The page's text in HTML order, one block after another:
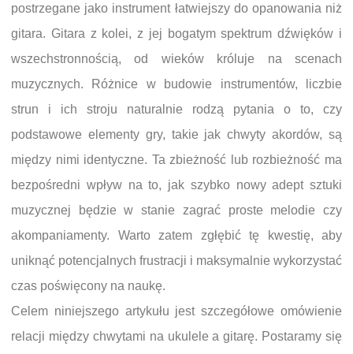
postrzegane jako instrument łatwiejszy do opanowania niż
gitara. Gitara z kolei, z jej bogatym spektrum dźwięków i
wszechstronnością, od wieków króluje na scenach
muzycznych. Różnice w budowie instrumentów, liczbie
strun i ich stroju naturalnie rodzą pytania o to, czy
podstawowe elementy gry, takie jak chwyty akordów, są
między nimi identyczne. Ta zbieżność lub rozbieżność ma
bezpośredni wpływ na to, jak szybko nowy adept sztuki
muzycznej będzie w stanie zagrać proste melodie czy
akompaniamenty. Warto zatem zgłębić tę kwestię, aby
uniknąć potencjalnych frustracji i maksymalnie wykorzystać
czas poświęcony na naukę.
Celem niniejszego artykułu jest szczegółowe omówienie
relacji między chwytami na ukulele a gitarę. Postaramy się